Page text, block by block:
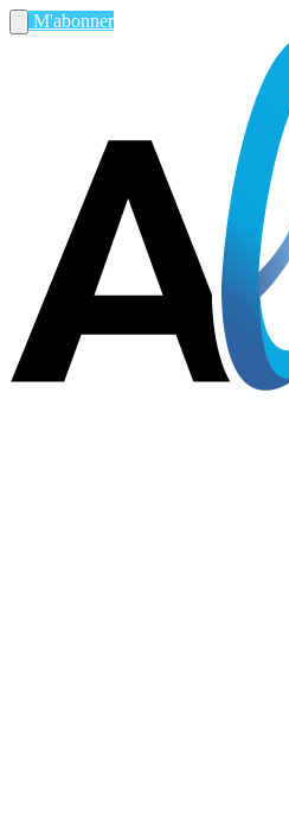
M'abonner